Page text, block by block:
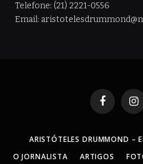
Telefone: (21) 2221-0556
Email:
Facebook
ARISTÓTELES DRUMMOND –
O JORNALISTA
ARTIGOS